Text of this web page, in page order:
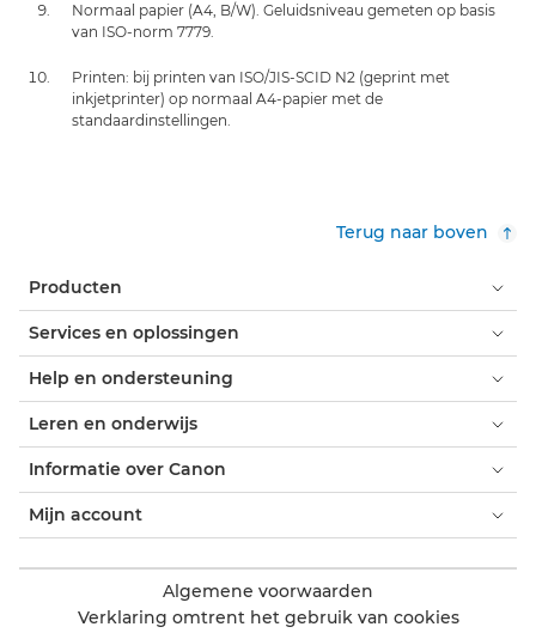
Normaal papier (A4, B/W). Geluidsniveau gemeten op basis
van ISO-norm 7779.
Printen: bij printen van ISO/JIS-SCID N2 (geprint met
inkjetprinter) op normaal A4-papier met de
standaardinstellingen.
Terug naar boven
Producten
Services en oplossingen
Help en ondersteuning
Leren en onderwijs
Informatie over Canon
Mijn account
Algemene voorwaarden
Verklaring omtrent het gebruik van cookies